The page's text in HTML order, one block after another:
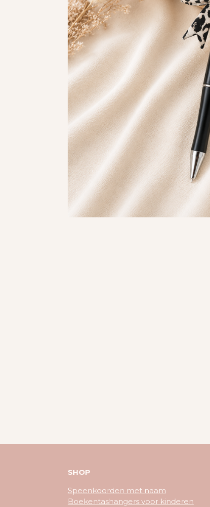
SHOP
Speenkoorden met naam
Boekentashangers voor kinderen